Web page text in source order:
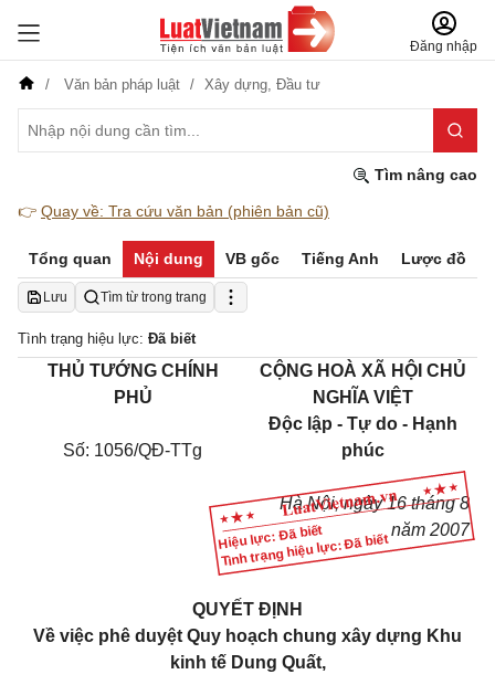
Đăng nhập
Văn bản pháp luật Xây dựng, Đầu tư
Tìm nâng cao
👉 Quay về: Tra cứu văn bản (phiên bản cũ)
Tổng quan Nội dung VB gốc Tiếng Anh Lược đồ
Lưu Tìm từ trong trang
Tình trạng hiệu lực: Đã biết
Hiệu lực: Đã biết
Tình trạng hiệu lực: Đã biết
THỦ TƯỚNG CHÍNH
PHỦ
Số: 1056/QĐ-TTg
CỘNG HOÀ XÃ HỘI CHỦ
NGHĨA VIỆT
Độc lập - Tự do - Hạnh
phúc
Hà Nội, ngày 16 tháng 8
năm 2007
QUYẾT ĐỊNH
Về việc phê duyệt Quy hoạch chung xây dựng Khu
kinh tế Dung Quất,